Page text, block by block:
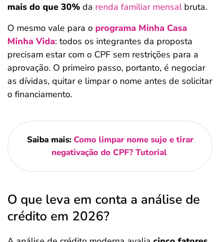
mais do que 30% da renda familiar mensalbruta.
O mesmo vale para o programa Minha Casa
Minha Vida: todos os integrantes da proposta
precisam estar com o CPF sem restrições para a
aprovação. O primeiro passo, portanto, é negociar
as dívidas, quitar e limpar o nome antes de solicitar
o financiamento.
Saiba mais: Como limpar nome sujo e tirar
negativação do CPF? Tutorial
O que leva em conta a análise de
crédito em 2026?